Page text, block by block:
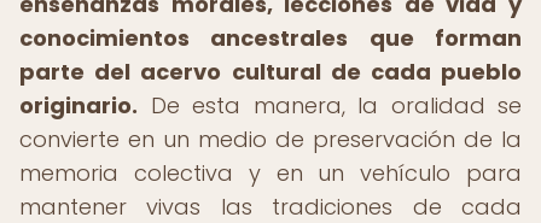
conocimientos ancestrales que forman
parte del acervo cultural de cada pueblo
originario. De esta manera, la oralidad se
convierte en un medio de preservación de la
memoria colectiva y en un vehículo para
mantener vivas las tradiciones de cada